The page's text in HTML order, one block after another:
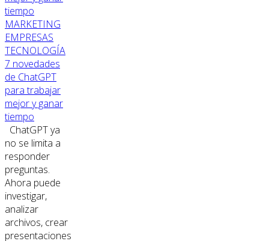
MARKETING
EMPRESAS
TECNOLOGÍA
7 novedades
de ChatGPT
para trabajar
mejor y ganar
tiempo
ChatGPT ya
no se limita a
responder
preguntas.
Ahora puede
investigar,
analizar
archivos, crear
presentaciones